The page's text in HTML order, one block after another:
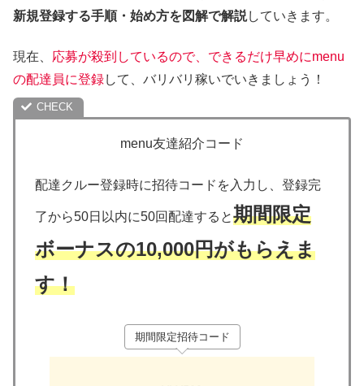
新規登録する手順・始め方を図解で解説していきます。
現在、 応募が殺到しているので、できるだけ早めにmenu
の配達員に登録して、バリバリ稼いでいきましょう！
menu友達紹介コード
配達クルー登録時に招待コードを入力し、登録完
了から50日以内に50回配達すると期間限定
ボーナスの10,000円がもらえま
す！
期間限定招待コード